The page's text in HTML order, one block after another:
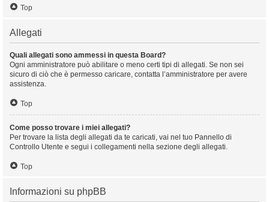
Top
Allegati
Quali allegati sono ammessi in questa Board?
Ogni amministratore può abilitare o meno certi tipi di allegati. Se non sei
sicuro di ciò che è permesso caricare, contatta l’amministratore per avere
assistenza.
Top
Come posso trovare i miei allegati?
Per trovare la lista degli allegati da te caricati, vai nel tuo Pannello di
Controllo Utente e segui i collegamenti nella sezione degli allegati.
Top
Informazioni su phpBB